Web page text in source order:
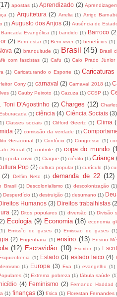
apostas (1) Aprendizado (2)
(1) Arquitetura (2) Arrelia (1) Arrigo
(1) Augusto dos Anjos (3) Ausência de
Bancada Evangélica (1) bandido (1) Barroco
(2) Bem estar (1) Bem viver (1) benefícios (1)
(2) branquitude (1) Brasil (45) Brasil
com fascistas (1) Cafu (1) Caio Prado Júnior
(1) Caricaturando o Esporte (1) Caricaturas
Cony (1) carnaval (2) Carnaval 2018 (1)
(1) Cauby Peixoto (1) Cazuza (1) CCSP (1)
Toni D'Agostinho (2) Charges (12)
(1) ciência (4) Ciência Sociais (3)
Classes sociais (1) Clifford Geertz (1) Clima
(2) comissão da verdade (1)
Geracional (1) Confúcio (1) Congresso (1)
Social (1) controle (1) copa do mundo
cpi da covid (1) Craque (1) crédito (1) Criança
Pop (2) cultura popular (1) currículo (1)
(2) Delfim Neto (1) demanda de 22 (12)
Brasil (1) Descolonialismo (1) descolonização (1)
Desperdício (1) destruição (1) desumano (1)
Humanos (3) Direitos trabalhistas
(2) Ditos populares (1) diversão (1) Divisão
Ecologia (9) Economia (18) economia
Emiss˜o de gases (1) Emissao de gases (1)
(2) Engenharia (1) ensino (13) Ensino
(12) Escravidão (10) Escritor (1)
(1) Estado (3) estado laico (4)
(1) Europa (3) Eva (1) evangelho (1)
(1) Extrema pobreza (1) fábula saúde
(4) Feminismo (2) Fernando Haddad
(1) finanças (3) física (1) Florestan Fernandes